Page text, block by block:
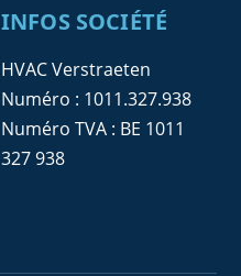
INFOS SOCIÉTÉ
HVAC Verstraeten
Numéro : 1011.327.938
Numéro TVA : BE 1011
327 938